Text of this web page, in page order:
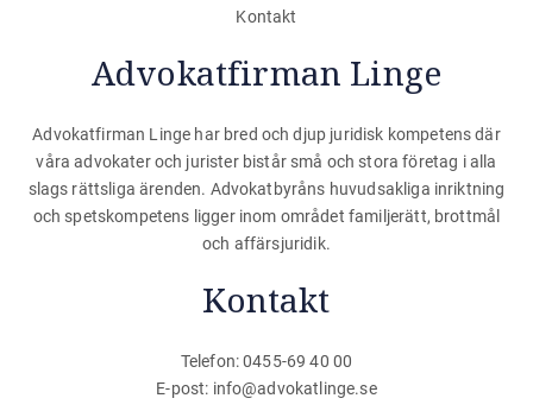
Kontakt
Advokatfirman Linge
Advokatfirman Linge har bred och djup juridisk kompetens där
våra advokater och jurister bistår små och stora företag i alla
slags rättsliga ärenden. Advokatbyråns huvudsakliga inriktning
och spetskompetens ligger inom området familjerätt, brottmål
och affärsjuridik.
Kontakt
Telefon: 0455-69 40 00
E-post: info@advokatlinge.se